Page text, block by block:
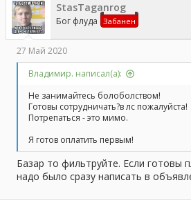
StasTaganrog
Бог флуда Забанен
27 Май 2020
Владимир. написал(а):
Не занимайтесь болоболством!
Готовы сотрудничать?в лс пожалуйста!
Потрепаться - это мимо.
Я готов оплатить первым!
Базар то фильтруйте. Если готовы
надо было сразу написать в